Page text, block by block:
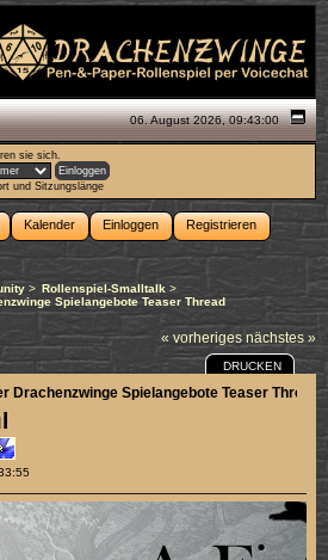
06. August 2026, 09:43:00
sie sich.
und Sitzungslänge
Kalender Einloggen Registrieren
> Rollenspiel-Smalltalk >
Spielangebote Teaser Thread
« vorheriges nächstes »
DRUCKEN
Drachenzwinge Spielangebote Teaser Thread